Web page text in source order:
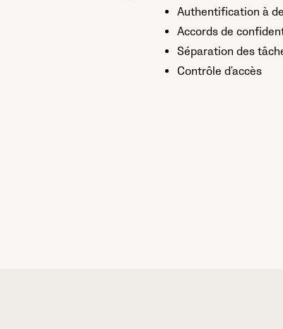
Authentification à
Accords de
Séparation des
Contrôle d'accès